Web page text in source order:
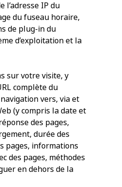
l’adresse IP du
du fuseau horaire,
de plug-in du
d’exploitation et la
sur votre visite, y
complète du
vers, via et
(y compris la date et
des pages,
durée des
pages, informations
des pages, méthodes
en dehors de la